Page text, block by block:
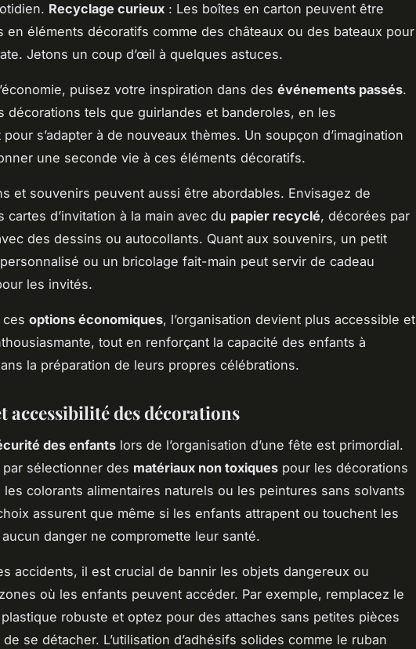
Recyclage curieux : Les boîtes en carton peuvent être
en éléments décoratifs comme des châteaux ou des bateaux pour
Jetons un coup d’œil à quelques astuces.
puisez votre inspiration dans des événements passés.
décorations tels que guirlandes et banderoles, en les
s’adapter à de nouveaux thèmes. Un soupçon d’imagination
une seconde vie à ces éléments décoratifs.
et souvenirs peuvent aussi être abordables. Envisagez de
cartes d’invitation à la main avec du papier recyclé, décorées par
des dessins ou autocollants. Quant aux souvenirs, un petit
ou un bricolage fait-main peut servir de cadeau
les invités.
ces options économiques, l’organisation devient plus accessible et
tout en renforçant la capacité des enfants à
la préparation de leurs propres célébrations.
accessibilité des décorations
des enfants lors de l’organisation d’une fête est primordial.
par sélectionner des matériaux non toxiques pour les décorations
colorants alimentaires naturels ou les peintures sans solvants
assurent que même si les enfants attrapent ou touchent les
danger ne compromette leur santé.
accidents, il est crucial de bannir les objets dangereux ou
où les enfants peuvent accéder. Par exemple, remplacez le
robuste et optez pour des attaches sans petites pièces
se détacher. L’utilisation d’adhésifs solides comme le ruban